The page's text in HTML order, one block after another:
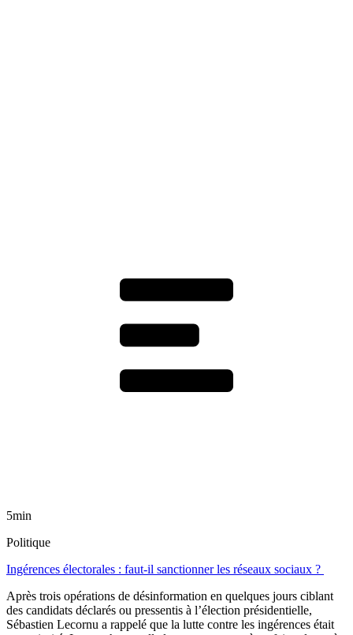
5min
Politique
Ingérences électorales : faut-il sanctionner les réseaux sociaux ?
Après trois opérations de désinformation en quelques jours ciblant
des candidats déclarés ou pressentis à l’élection présidentielle,
Sébastien Lecornu a rappelé que la lutte contre les ingérences était